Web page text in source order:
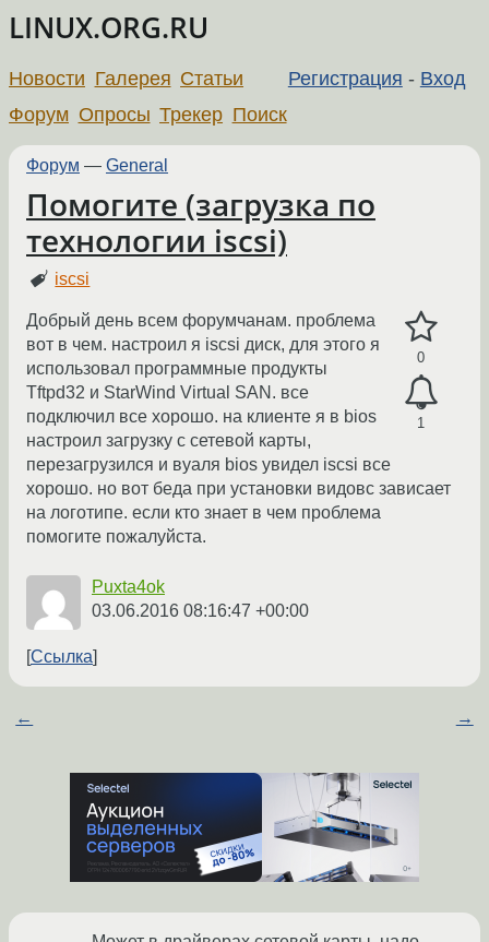
LINUX.ORG.RU
Регистрация - Вход
Новости Галерея Статьи
Форум Опросы Трекер Поиск
Форум — General
Помогите (загрузка по
технологии iscsi)
iscsi
0
1
Добрый день всем форумчанам. проблема
вот в чем. настроил я iscsi диск, для этого я
использовал программные продукты
Tftpd32 и StarWind Virtual SAN. все
подключил все хорошо. на клиенте я в bios
настроил загрузку с сетевой карты,
перезагрузился и вуаля bios увидел iscsi все
хорошо. но вот беда при установки видовс зависает
на логотипе. если кто знает в чем проблема
помогите пожалуйста.
Puxta4ok
03.06.2016 08:16:47 +00:00
Ссылка
← →